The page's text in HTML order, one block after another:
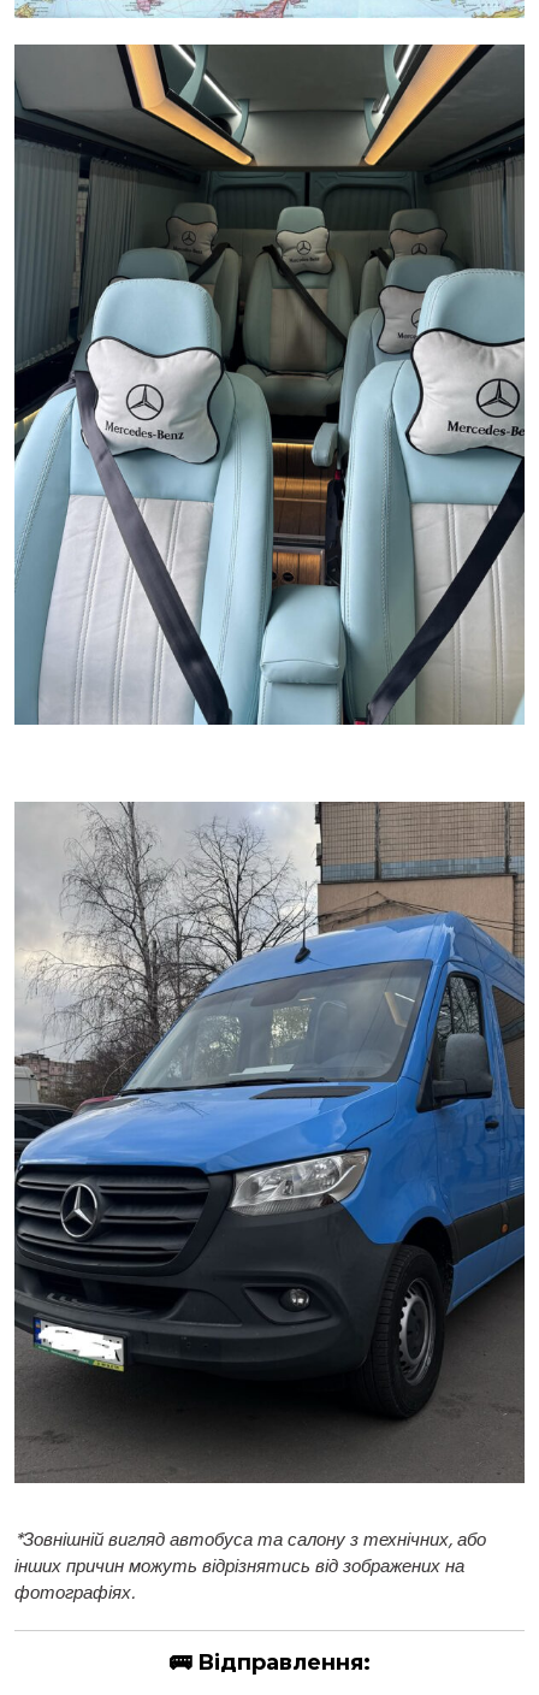
*Зовнішній вигляд автобуса та салону з технічних, або
інших причин можуть відрізнятись від зображених на
фотографіях.
🚌 Відправлення: